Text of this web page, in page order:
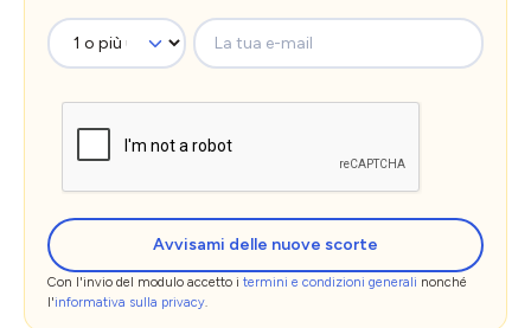
La tua e-mail
Avvisami delle nuove scorte
Con l'invio del modulo accetto i termini e condizioni generali nonché
l'informativa sulla privacy.